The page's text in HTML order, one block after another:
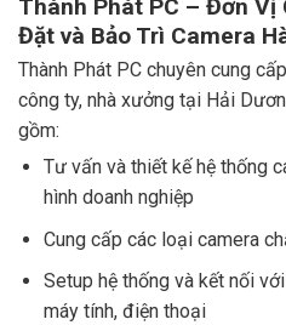
Thành Phát PC – Đơn Vị
Đặt và Bảo Trì Camera
Thành Phát PC chuyên cung
công ty, nhà xưởng tại Hải
gồm:
Tư vấn và thiết kế hệ thống
hình doanh nghiệp
Cung cấp các loại camera
Setup hệ thống và kết nối
máy tính, điện thoại